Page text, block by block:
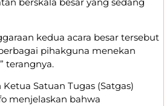
kedua acara besar tersebut
pihakguna menekan
terangnya.
Satuan Tugas (Satgas)
menjelaskan bahwa